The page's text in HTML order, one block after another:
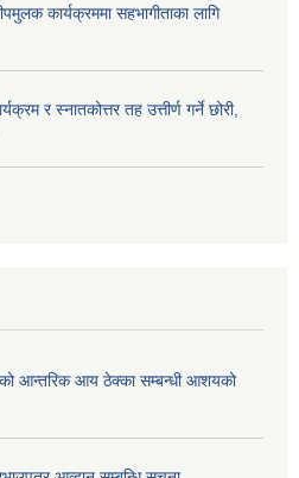
कार्यक्रममा सहभागीताका लागि
र स्नातकोत्तर तह उत्तीर्ण गर्ने छोरी,
आन्तरिक आय ठेक्का सम्बन्धी आशयको